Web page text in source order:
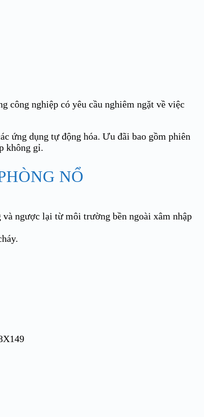
công nghiệp có yêu cầu nghiêm ngặt về việc
ứng dụng tự động hóa. Ưu đãi bao gồm phiên
không gỉ.
NỔ
ngược lại từ môi trường bền ngoài xâm nhập